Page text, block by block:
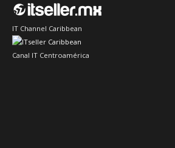
IT Channel Caribbean
Canal IT Centroamérica